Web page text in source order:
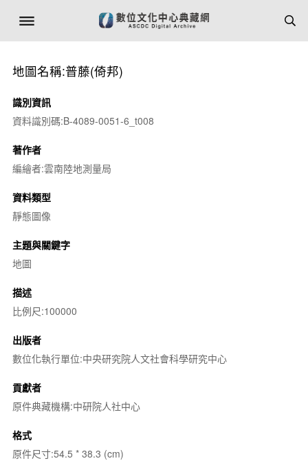
地圖名稱:普藤(倚邦)
識別資訊
資料識別碼:B-4089-0051-6_t008
著作者
編繪者:雲南陸地測量局
資料類型
靜態圖像
主題與關鍵字
地圖
描述
比例尺:100000
出版者
數位化執行單位:中央研究院人文社會科學研究中心
貢獻者
原件典藏機構:中研院人社中心
格式
原件尺寸:54.5 * 38.3 (cm)